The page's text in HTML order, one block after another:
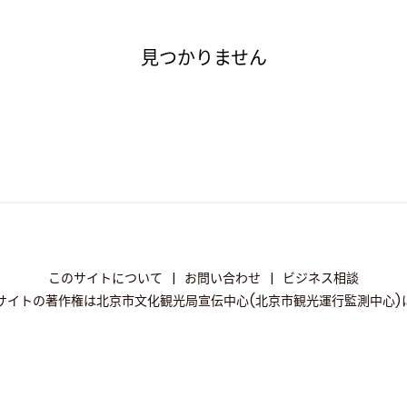
見つかりません
このサイトについて | お問い合わせ |
ビジネス相談
イトの著作権は北京市文化観光局宣伝中心(北京市観光運行監測中心)